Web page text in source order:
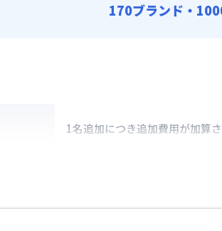
170ブランド・
1名追加につき追加費用が加算さ